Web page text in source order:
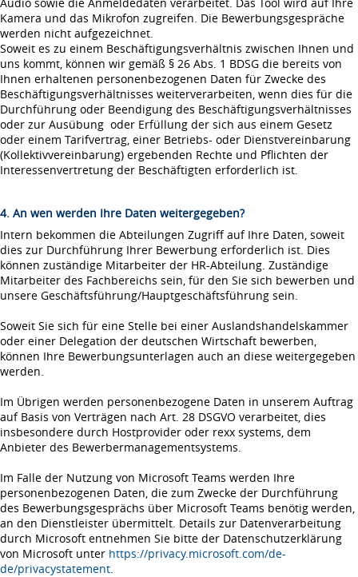
Kamera und das Mikrofon zugreifen. Die Bewerbungsgespräche
werden nicht aufgezeichnet.
Soweit es zu einem Beschäftigungsverhältnis zwischen Ihnen und
uns kommt, können wir gemäß § 26 Abs. 1 BDSG die bereits von
Ihnen erhaltenen personenbezogenen Daten für Zwecke des
Beschäftigungsverhältnisses weiterverarbeiten, wenn dies für die
Durchführung oder Beendigung des Beschäftigungsverhältnisses
oder zur Ausübung oder Erfüllung der sich aus einem Gesetz
oder einem Tarifvertrag, einer Betriebs- oder Dienstvereinbarung
(Kollektivvereinbarung) ergebenden Rechte und Pflichten der
Interessenvertretung der Beschäftigten erforderlich ist.
4. An wen werden Ihre Daten weitergegeben?
Intern bekommen die Abteilungen Zugriff auf Ihre Daten, soweit
dies zur Durchführung Ihrer Bewerbung erforderlich ist. Dies
können zuständige Mitarbeiter der HR-Abteilung. Zuständige
Mitarbeiter des Fachbereichs sein, für den Sie sich bewerben und
unsere Geschäftsführung/Hauptgeschäftsführung sein.
Soweit Sie sich für eine Stelle bei einer Auslandshandelskammer
oder einer Delegation der deutschen Wirtschaft bewerben,
können Ihre Bewerbungsunterlagen auch an diese weitergegeben
werden.
Im Übrigen werden personenbezogene Daten in unserem Auftrag
auf Basis von Verträgen nach Art. 28 DSGVO verarbeitet, dies
insbesondere durch Hostprovider oder rexx systems, dem
Anbieter des Bewerbermanagementsystems.
Im Falle der Nutzung von Microsoft Teams werden Ihre
personenbezogenen Daten, die zum Zwecke der Durchführung
des Bewerbungsgesprächs über Microsoft Teams benötig werden,
an den Dienstleister übermittelt. Details zur Datenverarbeitung
durch Microsoft entnehmen Sie bitte der Datenschutzerklärung
von Microsoft unter https://privacy.microsoft.com/de-
de/privacystatement.